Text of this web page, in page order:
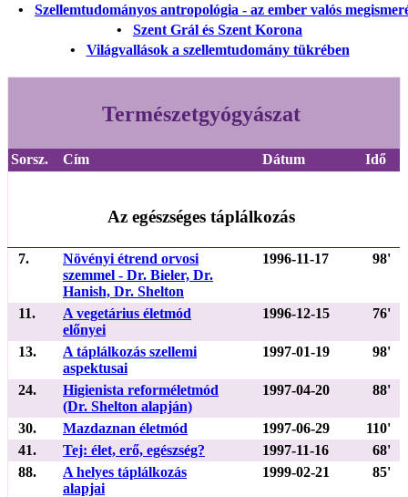
• Szellemtudományos antropológia - az ember valós
• Szent Grál és Szent Korona
• Világvallások a szellemtudomány tükrében
Természetgyógyászat
Sorsz. Cím Dátum Idő
Az egészséges táplálkozás
7.
Növényi étrend orvosi
szemmel - Dr. Bieler, Dr.
Hanish, Dr. Shelton
1996-11-17 98'
11.
A vegetárius életmód
előnyei
1996-12-15 76'
13.
A táplálkozás szellemi
aspektusai
1997-01-19 98'
24.
Higienista reforméletmód
(Dr. Shelton alapján)
1997-04-20 88'
30. Mazdaznan életmód 1997-06-29
110'
41.
Tej: élet, erő, egészség? 1997-11-16
68'
88.
A helyes táplálkozás
alapjai
1999-02-21 85'